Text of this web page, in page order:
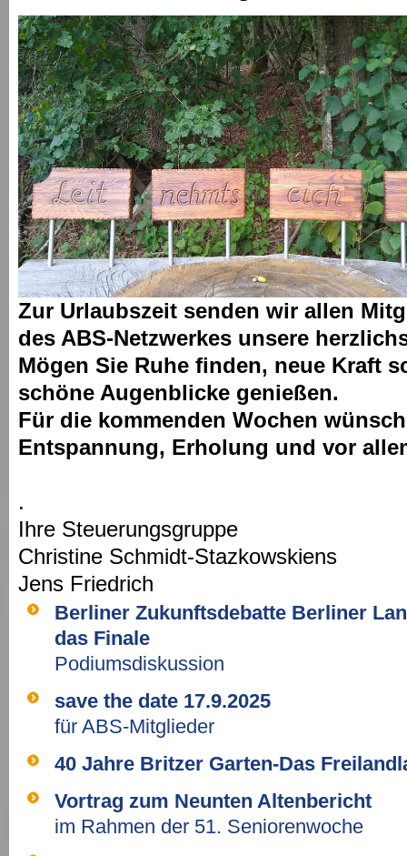
Zur Urlaubszeit senden wir allen
des ABS-Netzwerkes unsere
Mögen Sie Ruhe finden, neue Kraft
schöne Augenblicke genießen.
Für die kommenden Wochen
Entspannung, Erholung und vor
.
Ihre Steuerungsgruppe
Christine Schmidt-Stazkowskiens
Jens Friedrich
Berliner Zukunftsdebatte Berliner
das Finale
Podiumsdiskussion
save the date 17.9.2025
für ABS-Mitglieder
40 Jahre Britzer Garten-Das
Vortrag zum Neunten Altenbericht
im Rahmen der 51. Seniorenwoche